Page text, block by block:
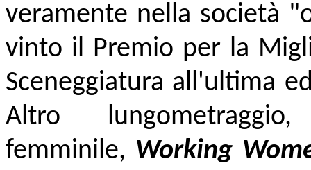
veramente nella società
vinto il Premio per la
Sceneggiatura all'ultima
Altro
femminile, Working